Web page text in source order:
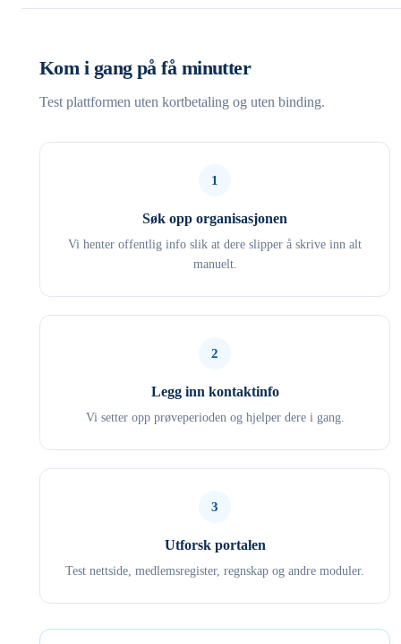
Kom i gang på få minutter
Test plattformen uten kortbetaling og uten binding.
1
Søk opp organisasjonen
Vi henter offentlig info slik at dere slipper å skrive inn alt
manuelt.
2
Legg inn kontaktinfo
Vi setter opp prøveperioden og hjelper dere i gang.
3
Utforsk portalen
Test nettside, medlemsregister, regnskap og andre moduler.